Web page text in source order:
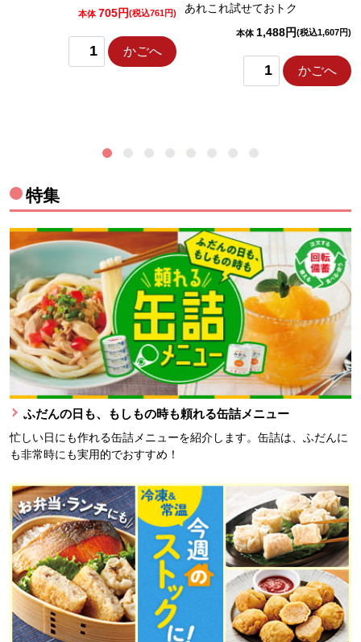
本体 705円(税込761円)
かごへ
あれこれ試せておトク
本体 1,488円(税込1,607円)
かごへ
特集
ふだんの日も、もしもの時も頼れる缶詰メニュー
忙しい日にも作れる缶詰メニューを紹介します。缶詰は、ふだんに
も非常時にも実用的でおすすめ！